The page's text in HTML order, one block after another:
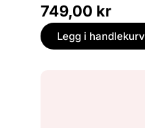
749,00 kr
Legg i handlekurv